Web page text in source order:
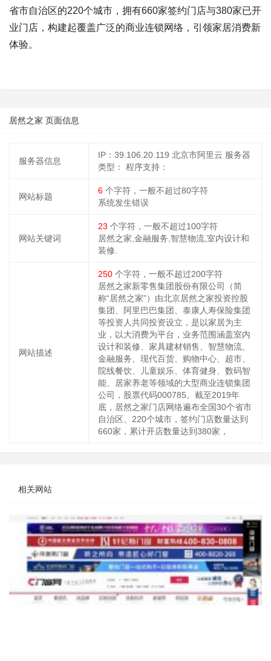
省市自治区的220个城市，拥有660家签约门店与380家已开
业门店，构建起覆盖广泛的商业连锁网络，引领家居消费新
体验。
居然之家 页面信息
服务器信息
IP：39.106.20.119 北京市阿里云 服务器
类型：
程序支持：
网站标题
6 个字符，一般不超过80字符
系统发生错误
网站关键词
23 个字符，一般不超过100字符
居然之家,金融服务,智慧物流,室内设计和
装修.
网站描述
250 个字符，一般不超过200字符
居然之家新零售集团股份有限公司（简
称“居然之家”）由北京居然之家投资控股
集团、阿里巴巴集团、泰康人寿保险集团
等投资人共同投资设立，是以家居为主
业，以大消费为平台，业务范围涵盖室内
设计和装修、家具建材销售、智慧物流、
金融服务、现代百货、购物中心、超市、
院线餐饮、儿童娱乐、体育健身、数码智
能、居家养老等领域的大型商业连锁集团
公司，股票代码000785。截至2019年
底，居然之家门店网络遍布全国30个省市
自治区、220个城市，签约门店数量达到
660家，累计开店数量达到380家，
相关网站